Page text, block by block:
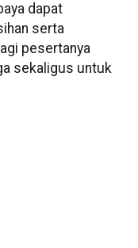
dapat
serta
pesertanya
sekaligus untuk